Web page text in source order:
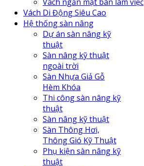
Vách Di Động Siêu Cao
Hệ thống sàn nâng
Dự án sàn nâng kỹ
thuật
Sàn nâng kỹ thuật
ngoài trời
Sàn Nhựa Giả Gỗ
Hèm Khóa
Thi công sàn nâng kỹ
thuật
Sàn nâng kỹ thuật
Sàn Thông Hơi,
Thông Gió Kỹ Thuật
Phụ kiện sàn nâng kỹ
thuật